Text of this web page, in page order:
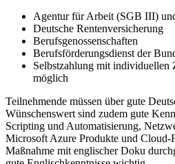
Agentur für Arbeit (SGB III)
Deutsche Rentenversicherung
Berufsgenossenschaften
Berufsförderungsdienst der
Selbstzahlung mit individuellen
möglich
Teilnehmende müssen über gute
Wünschenswert sind zudem gute
Scripting und Automatisierung,
Microsoft Azure Produkte und Cloud-
Maßnahme mit englischer Doku